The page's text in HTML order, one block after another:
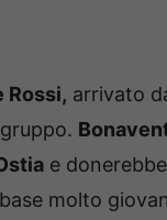
Rossi, arrivato
e
molto